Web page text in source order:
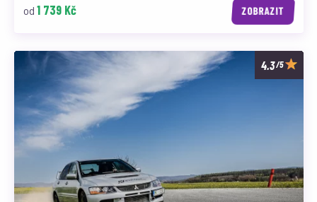
od 1 739 Kč ZOBRAZIT
/5